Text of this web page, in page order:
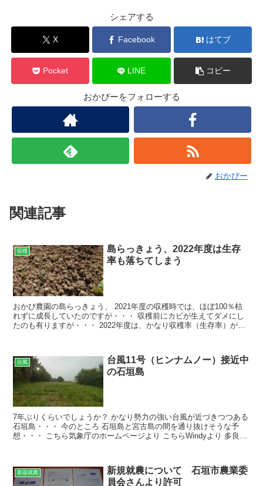
シェアする
X Facebook はてブ
Pocket LINE コピー
おかぴーをフォローする
おかぴー
関連記事
収穫
島らっきょう、2022年度は生存
率も落ちてしまう
おかぴ農園の島らっきょう、 2021年度の収穫時では、ほぼ100％枯
れずに成長していたのですが・・・ 収穫前にカビが生えてダメにし
たのも有りますが・・・ 2022年度は、かなり収穫率（生存率）が落
台風
台風11号（ヒンナムノー）接近中
の石垣島
7年ぶりくらいでしょうか？ かなり勢力の強い台風が近づきつつある
石垣島・・・ 今のところ 石垣島と宮古島の間を通り抜けそうな予
想・・・ こちら気象庁のホームページより こちらWindyより 多良間
新規就農
新規就農について 石垣市農業委
員会さんより許可